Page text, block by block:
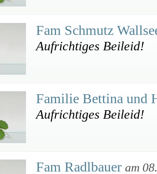
Fam Schmutz
Aufrichtiges Beileid!
Familie Bettina und
Aufrichtiges Beileid!
Fam Radlbauer am